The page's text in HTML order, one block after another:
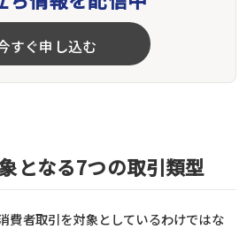
すぐ申し込む
となる7つの取引類型
費者取引を対象としているわけではな